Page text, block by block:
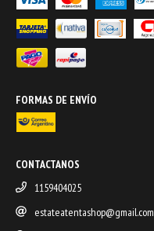
FORMAS DE ENVÍO
CONTACTANOS
1159404025
estateatentashop@gmail.com